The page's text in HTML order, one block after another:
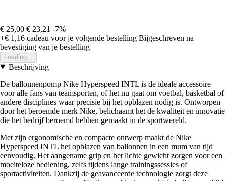
€ 25,00 € 23,21 -7%
+€ 1,16 cadeau voor je volgende bestelling Bijgeschreven na
bevestiging van je bestelling
Loading...
Beschrijving
De ballonnenpomp Nike Hyperspeed INTL is de ideale accessoire
voor alle fans van teamsporten, of het nu gaat om voetbal, basketbal of
andere disciplines waar precisie bij het opblazen nodig is. Ontworpen
door het beroemde merk Nike, belichaamt het de kwaliteit en innovatie
die het bedrijf beroemd hebben gemaakt in de sportwereld.
Met zijn ergonomische en compacte ontwerp maakt de Nike
Hyperspeed INTL het opblazen van ballonnen in een mum van tijd
eenvoudig. Het aangename grip en het lichte gewicht zorgen voor een
moeiteloze bediening, zelfs tijdens lange trainingssessies of
sportactiviteiten. Dankzij de geavanceerde technologie zorgt deze